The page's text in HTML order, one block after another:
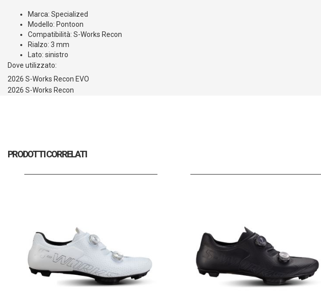
Marca: Specialized
Modello: Pontoon
Compatibilità: S-Works Recon
Rialzo: 3 mm
Lato: sinistro
Dove utilizzato:
2026 S-Works Recon EVO
2026 S-Works Recon
PRODOTTI CORRELATI